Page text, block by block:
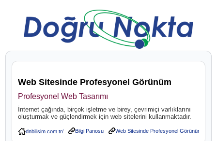
Web Sitesinde Profesyonel Görünüm
Profesyonel Web Tasarımı
İnternet çağında, birçok işletme ve birey, çevrimiçi varlıklarını
oluşturmak ve güçlendirmek için web sitelerini kullanmaktadır.
Bilgi Panosu Web Sitesinde Profesyonel Görünüm